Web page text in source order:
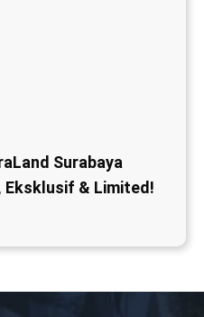
Surabaya
Eksklusif & Limited!